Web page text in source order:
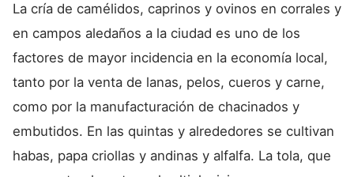
La cría de camélidos, caprinos y ovinos en corrales y
en campos aledaños a la ciudad es uno de los
factores de mayor incidencia en la economía local,
tanto por la venta de lanas, pelos, cueros y carne,
como por la manufacturación de chacinados y
embutidos. En las quintas y alrededores se cultivan
habas, papa criollas y andinas y alfalfa. La tola, que